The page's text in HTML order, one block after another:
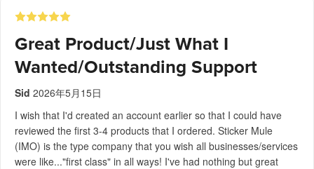
Great Product/Just What I
Wanted/Outstanding Support
Sid 2026年5月15日
I wish that I'd created an account earlier so that I could have
reviewed the first 3-4 products that I ordered. Sticker Mule
(IMO) is the type company that you wish all businesses/services
were like..."first class" in all ways! I've had nothing but great